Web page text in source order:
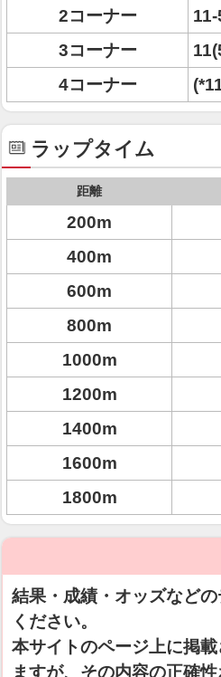
2コーナー
3コーナー
4コーナー
ラップタイム
距離
200m
400m
600m
800m
1000m
1200m
1400m
1600m
1800m
結果・成績・オッズなど
ください。
本サイトのページ上に掲
ますが、その内容の正確